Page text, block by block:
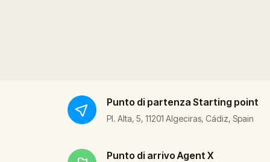
Punto di partenza Starting point
Pl. Alta, 5, 11201 Algeciras, Cádiz, Spain
Punto di arrivo Agent X